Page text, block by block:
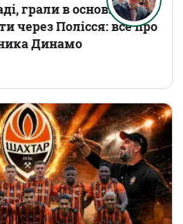
грали в основному
через Полісся: все про
Динамо